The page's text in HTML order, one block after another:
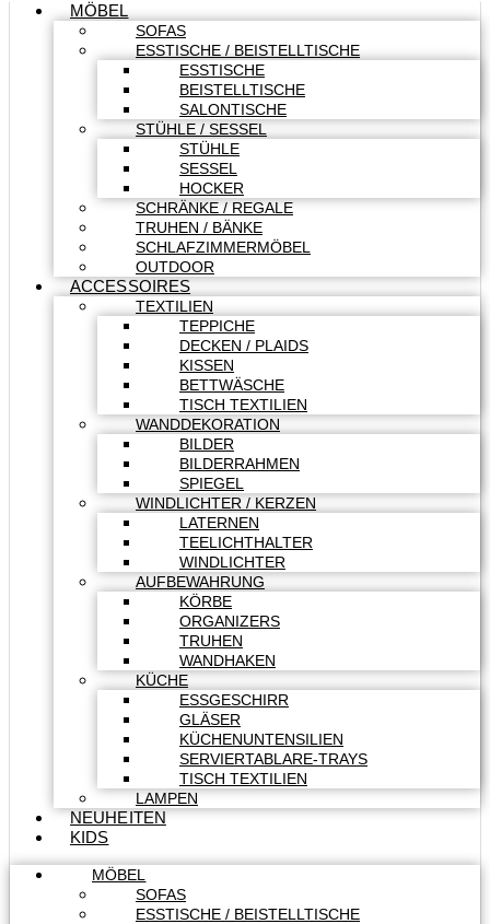
MÖBEL
SOFAS
ESSTISCHE / BEISTELLTISCHE
ESSTISCHE
BEISTELLTISCHE
SALONTISCHE
STÜHLE / SESSEL
STÜHLE
SESSEL
HOCKER
SCHRÄNKE / REGALE
TRUHEN / BÄNKE
SCHLAFZIMMERMÖBEL
OUTDOOR
ACCESSOIRES
TEXTILIEN
TEPPICHE
DECKEN / PLAIDS
KISSEN
BETTWÄSCHE
TISCH TEXTILIEN
WANDDEKORATION
BILDER
BILDERRAHMEN
SPIEGEL
WINDLICHTER / KERZEN
LATERNEN
TEELICHTHALTER
WINDLICHTER
AUFBEWAHRUNG
KÖRBE
ORGANIZERS
TRUHEN
WANDHAKEN
KÜCHE
ESSGESCHIRR
GLÄSER
KÜCHENUNTENSILIEN
SERVIERTABLARE-TRAYS
TISCH TEXTILIEN
LAMPEN
NEUHEITEN
KIDS
MÖBEL
SOFAS
ESSTISCHE / BEISTELLTISCHE